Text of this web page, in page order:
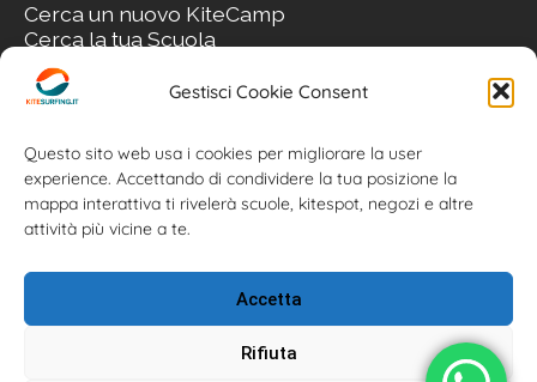
Gestisci Cookie Consent
Questo sito web usa i cookies per migliorare la user
experience. Accettando di condividere la tua posizione la
mappa interattiva ti rivelerà scuole, kitespot, negozi e altre
attività più vicine a te.
Accetta
Rifiuta
Cerca un nuovo KiteCamp
Cerca la tua Scuola
Cerca il tuo KiteSpot
Cerca Accommodation